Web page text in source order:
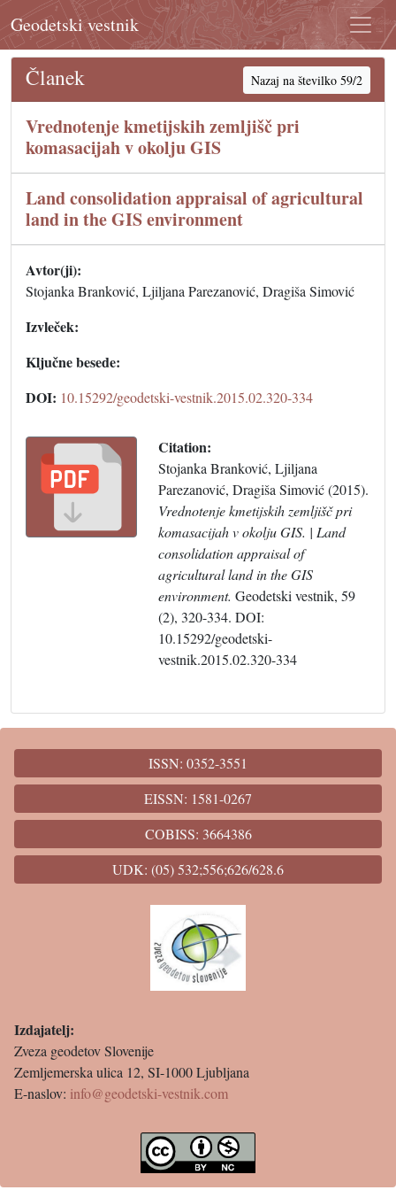
Geodetski vestnik
Članek Nazaj na številko 59/2
Vrednotenje kmetijskih zemljišč pri
komasacijah v okolju GIS
Land consolidation appraisal of agricultural
land in the GIS environment
Avtor(ji):
Stojanka Branković, Ljiljana Parezanović, Dragiša Simović
Izvleček:
Ključne besede:
DOI: 10.15292/geodetski-vestnik.2015.02.320-334
Citation:
Stojanka Branković, Ljiljana
Parezanović, Dragiša Simović (2015).
Vrednotenje kmetijskih zemljišč pri
komasacijah v okolju GIS. | Land
consolidation appraisal of
agricultural land in the GIS
environment. Geodetski vestnik, 59
(2), 320-334. DOI:
10.15292/geodetski-
vestnik.2015.02.320-334
ISSN: 0352-3551
EISSN: 1581-0267
COBISS: 3664386
UDK: (05) 532;556;626/628.6
Izdajatelj:
Zveza geodetov Slovenije
Zemljemerska ulica 12, SI-1000 Ljubljana
E-naslov: info@geodetski-vestnik.com